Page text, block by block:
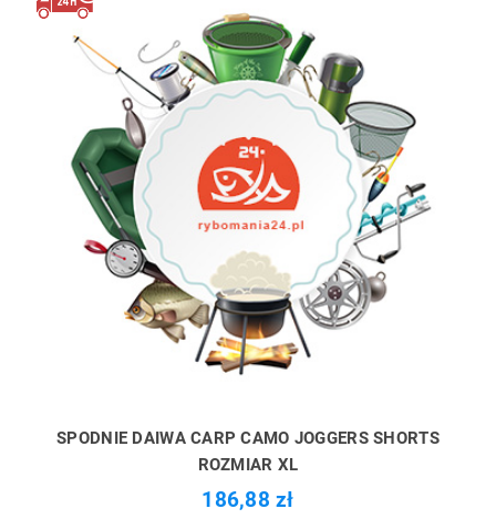
SPODNIE DAIWA CARP CAMO JOGGERS SHORTS
ROZMIAR XL
186,88 zł